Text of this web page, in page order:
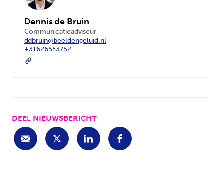
Dennis de Bruin
Communicatieadviseur
ddbruin@beeldengeluid.nl
+31626553752
DEEL NIEUWSBERICHT